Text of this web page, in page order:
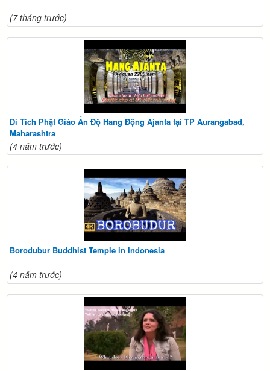
(7 tháng trước)
Di Tích Phật Giáo Ấn Độ Hang Động Ajanta tại TP Aurangabad,
Maharashtra
(4 năm trước)
Borodubur Buddhist Temple in Indonesia
(4 năm trước)